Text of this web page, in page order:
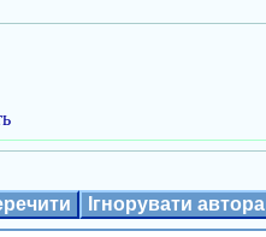
Ігнорувати автора